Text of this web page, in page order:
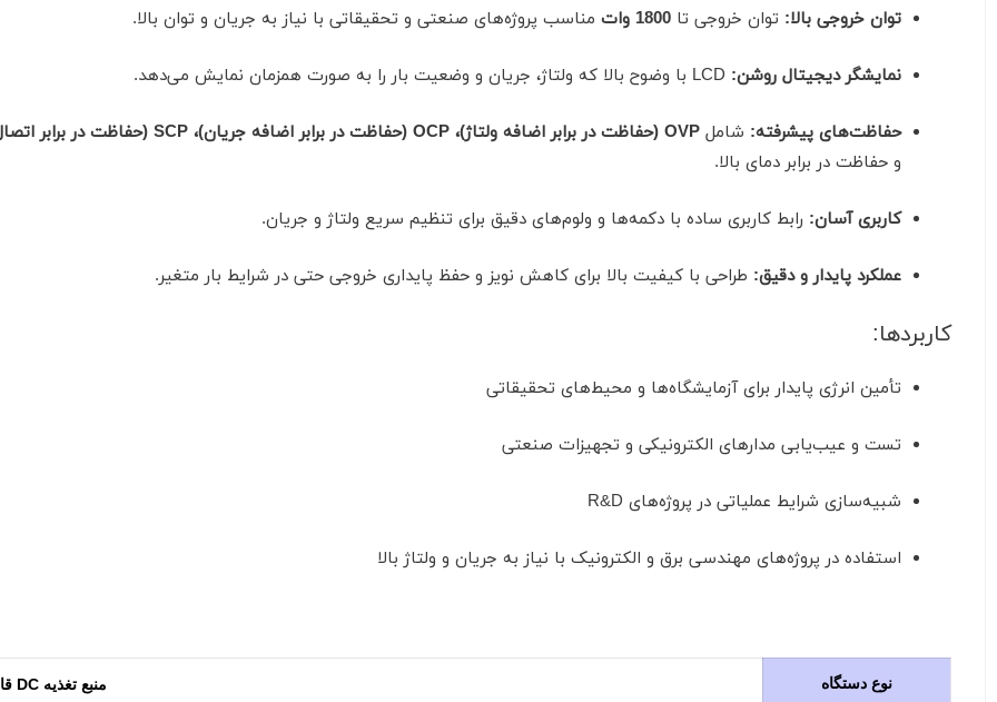
توان خروجی بالا: توان خروجی تا 1800 وات مناسب پروژه‌های صنعتی و تحقیقاتی با نیاز به جریان و توان بالا.
نمایشگر دیجیتال روشن:
حفاظت‌های پیشرفته: شامل OVP (حفاظت در برابر اضافه ولتاژ)، OCP (حفاظت در برابر اضافه جریان)، SCP (حفاظت در برابر اتصال کوتاه)
و حفاظت در برابر دمای بالا.
کاربری آسان: رابط کاربری ساده با دکمه‌ها و ولوم‌های دقیق برای تنظیم سریع ولتاژ و جریان.
عملکرد پایدار و دقیق: طراحی با کیفیت بالا برای کاهش نویز و حفظ پایداری خروجی حتی در شرایط بار متغیر.
کاربردها:
تأمین انرژی پایدار برای آزمایشگاه‌ها و محیط‌های تحقیقاتی
تست و عیب‌یابی مدارهای الکترونیکی و تجهیزات صنعتی
شبیه‌سازی شرایط عملیاتی در پروژه‌های R&D
استفاده در پروژه‌های مهندسی برق و الکترونیک با نیاز به جریان و ولتاژ بالا
نوع دستگاه منبع تغذیه DC قابل تنظیم